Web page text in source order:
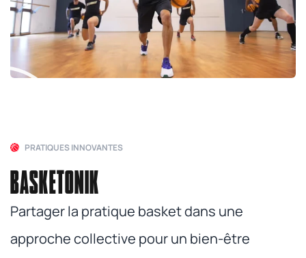
PRATIQUES INNOVANTES
BASKETONIK
Partager la pratique basket dans une
approche collective pour un bien-être